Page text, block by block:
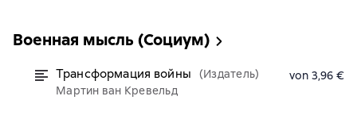
Военная мысль (Социум)
Трансформация войны
(Издатель)
Мартин ван Кревельд
von 3,96 €